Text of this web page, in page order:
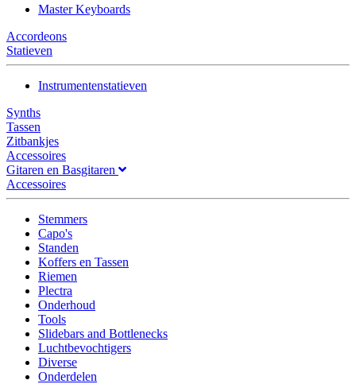
Master Keyboards
Accordeons
Statieven
Instrumentenstatieven
Synths
Tassen
Zitbankjes
Accessoires
Gitaren en Basgitaren
Accessoires
Stemmers
Capo's
Standen
Koffers en Tassen
Riemen
Plectra
Onderhoud
Tools
Slidebars and Bottlenecks
Luchtbevochtigers
Diverse
Onderdelen